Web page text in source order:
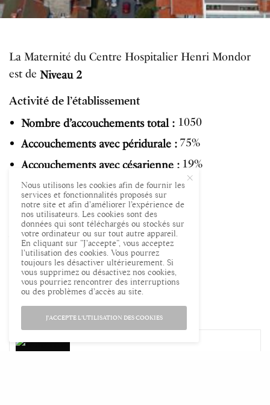
La Maternité du Centre Hospitalier Henri Mondor
est deNiveau 2
Activité de l’établissement
Nombre d’accouchements total : 1050
Accouchements avec péridurale : 75%
Accouchements avec césarienne : 19%
Durée moyenne de séjour :3/4 jour
Établissements de type :Public
Adresse de la maternité :
50 Avenue de la République
15000 Aurillac
Tel :
A LIRE AUSSI
Nous utilisons les cookies afin de fournir les
services et fonctionnalités proposés sur
notre site et afin d’améliorer l’expérience de
nos utilisateurs. Les cookies sont des
données qui sont téléchargés ou stockés sur
votre ordinateur ou sur tout autre appareil.
En cliquant sur ”J’accepte”, vous acceptez
l’utilisation des cookies. Vous pourrez
toujours les désactiver ultérieurement. Si
vous supprimez ou désactivez nos cookies,
vous pourriez rencontrer des interruptions
ou des problèmes d’accès au site.
J'ACCEPTE L'UTILISATION DES COOKIES